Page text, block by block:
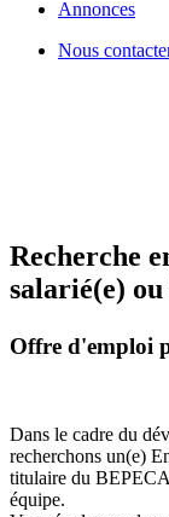
Annonces
Nous
Recherche
salarié(e)
Offre d'emploi
Dans le cadre du
recherchons un(e)
titulaire du
équipe.